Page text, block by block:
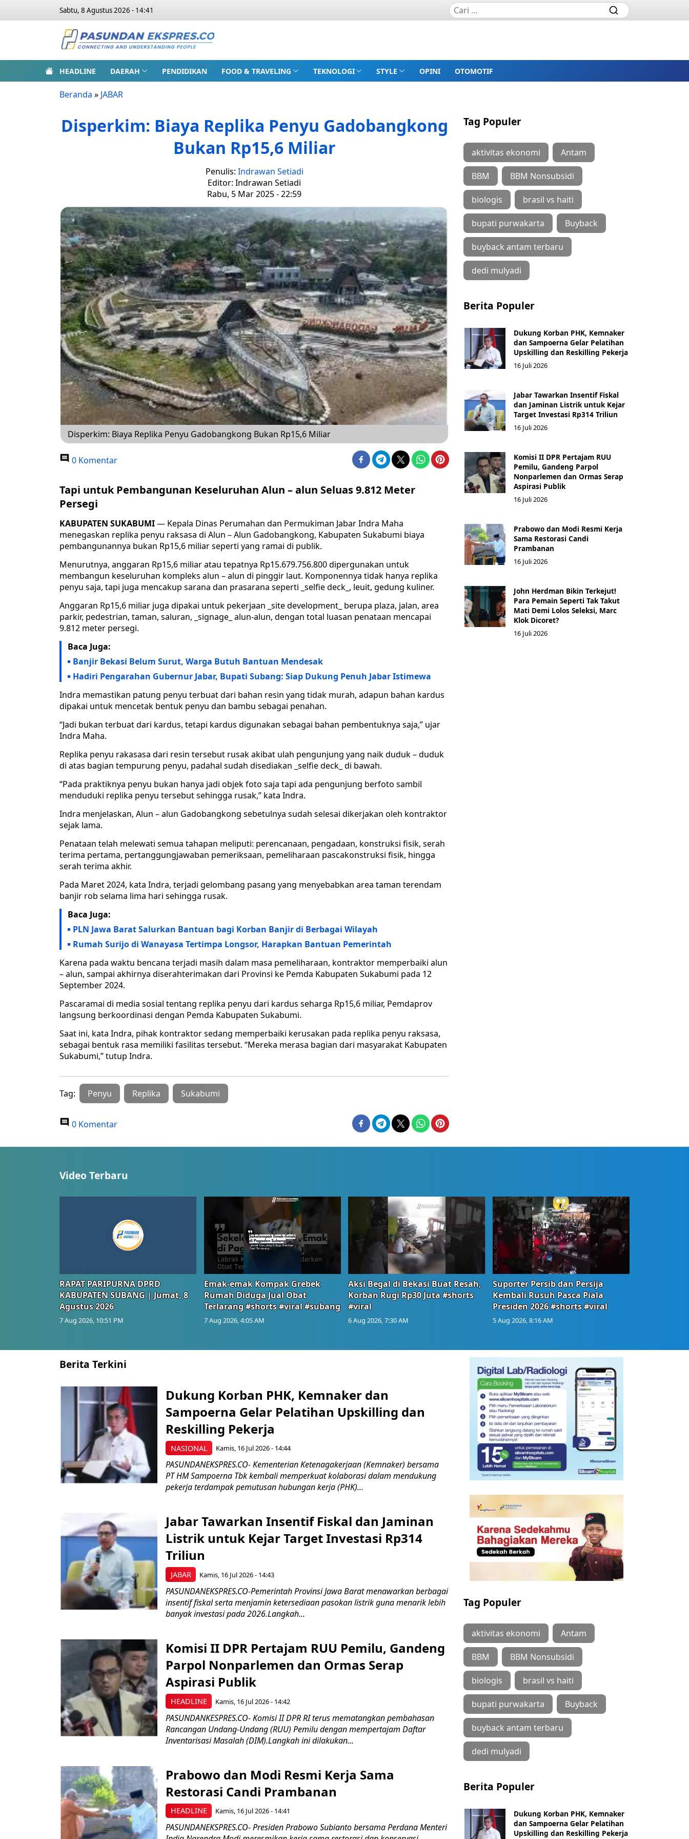
Sabtu, 8 Agustus 2026 - 14:41
HEADLINE DAERAH PENDIDIKAN FOOD & TRAVELING TEKNOLOGI STYLE OPINI OTOMOTIF
Beranda » JABAR
Disperkim: Biaya Replika Penyu Gadobangkong
Bukan Rp15,6 Miliar
Penulis: Indrawan Setiadi
Editor: Indrawan Setiadi
Rabu, 5 Mar 2025 - 22:59
Disperkim: Biaya Replika Penyu Gadobangkong Bukan Rp15,6 Miliar
0 Komentar
Tapi untuk Pembangunan Keseluruhan Alun – alun Seluas 9.812 Meter
Persegi
KABUPATEN SUKABUMI— Kepala Dinas Perumahan dan Permukiman Jabar Indra Maha
menegaskan replika penyu raksasa di Alun – Alun Gadobangkong, Kabupaten Sukabumi biaya
pembangunannya bukan Rp15,6 miliar seperti yang ramai di publik.
Menurutnya, anggaran Rp15,6 miliar atau tepatnya Rp15.679.756.800 dipergunakan untuk
membangun keseluruhan kompleks alun – alun di pinggir laut. Komponennya tidak hanya replika
penyu saja, tapi juga mencakup sarana dan prasarana seperti _selfie deck_, leuit, gedung kuliner.
Anggaran Rp15,6 miliar juga dipakai untuk pekerjaan _site development_ berupa plaza, jalan, area
parkir, pedestrian, taman, saluran, _signage_ alun-alun, dengan total luasan penataan mencapai
9.812 meter persegi.
Baca Juga:
Banjir Bekasi Belum Surut, Warga Butuh Bantuan Mendesak
Hadiri Pengarahan Gubernur Jabar, Bupati Subang: Siap Dukung Penuh Jabar Istimewa
Indra memastikan patung penyu terbuat dari bahan resin yang tidak murah, adapun bahan kardus
dipakai untuk mencetak bentuk penyu dan bambu sebagai penahan.
“Jadi bukan terbuat dari kardus, tetapi kardus digunakan sebagai bahan pembentuknya saja,” ujar
Indra Maha.
Replika penyu rakasasa dari resin tersebut rusak akibat ulah pengunjung yang naik duduk – duduk
di atas bagian tempurung penyu, padahal sudah disediakan _selfie deck_ di bawah.
“Pada praktiknya penyu bukan hanya jadi objek foto saja tapi ada pengunjung berfoto sambil
menduduki replika penyu tersebut sehingga rusak,” kata Indra.
Indra menjelaskan, Alun – alun Gadobangkong sebetulnya sudah selesai dikerjakan oleh kontraktor
sejak lama.
Penataan telah melewati semua tahapan meliputi: perencanaan, pengadaan, konstruksi fisik, serah
terima pertama, pertanggungjawaban pemeriksaan, pemeliharaan pascakonstruksi fisik, hingga
serah terima akhir.
Pada Maret 2024, kata Indra, terjadi gelombang pasang yang menyebabkan area taman terendam
banjir rob selama lima hari sehingga rusak.
Baca Juga:
PLN Jawa Barat Salurkan Bantuan bagi Korban Banjir di Berbagai Wilayah
Rumah Surijo di Wanayasa Tertimpa Longsor, Harapkan Bantuan Pemerintah
Karena pada waktu bencana terjadi masih dalam masa pemeliharaan, kontraktor memperbaiki alun
– alun, sampai akhirnya diserahterimakan dari Provinsi ke Pemda Kabupaten Sukabumi pada 12
September 2024.
Pascaramai di media sosial tentang replika penyu dari kardus seharga Rp15,6 miliar, Pemdaprov
langsung berkoordinasi dengan Pemda Kabupaten Sukabumi.
Saat ini, kata Indra, pihak kontraktor sedang memperbaiki kerusakan pada replika penyu raksasa,
sebagai bentuk rasa memiliki fasilitas tersebut. “Mereka merasa bagian dari masyarakat Kabupaten
Sukabumi,” tutup Indra.
Tag: Penyu Replika Sukabumi
0 Komentar
Tag Populer
aktivitas ekonomi Antam
BBM BBM Nonsubsidi
biologis brasil vs haiti
bupati purwakarta Buyback
buyback antam terbaru
dedi mulyadi
Berita Populer
Dukung Korban PHK, Kemnaker
dan Sampoerna Gelar Pelatihan
Upskilling dan Reskilling Pekerja
16 Juli 2026
Jabar Tawarkan Insentif Fiskal
dan Jaminan Listrik untuk Kejar
Target Investasi Rp314 Triliun
16 Juli 2026
Komisi II DPR Pertajam RUU
Pemilu, Gandeng Parpol
Nonparlemen dan Ormas Serap
Aspirasi Publik
16 Juli 2026
Prabowo dan Modi Resmi Kerja
Sama Restorasi Candi
Prambanan
16 Juli 2026
John Herdman Bikin Terkejut!
Para Pemain Seperti Tak Takut
Mati Demi Lolos Seleksi, Marc
Klok Dicoret?
16 Juli 2026
Video Terbaru
RAPAT PARIPURNA DPRD
KABUPATEN SUBANG | Jumat, 8
Agustus 2026
7 Aug 2026, 10:51 PM
Emak-emak Kompak Grebek
Rumah Diduga Jual Obat
Terlarang #shorts #viral #subang
7 Aug 2026, 4:05 AM
Aksi Begal di Bekasi Buat Resah,
Korban Rugi Rp30 Juta #shorts
#viral
6 Aug 2026, 7:30 AM
Suporter Persib dan Persija
Kembali Rusuh Pasca Piala
Presiden 2026 #shorts #viral
5 Aug 2026, 8:16 AM
Berita Terkini
NASIONAL
Dukung Korban PHK, Kemnaker dan
Sampoerna Gelar Pelatihan Upskilling dan
Reskilling Pekerja
Kamis, 16 Jul 2026 - 14:44
PASUNDANEKSPRES.CO- Kementerian Ketenagakerjaan (Kemnaker) bersama
PT HM Sampoerna Tbk kembali memperkuat kolaborasi dalam mendukung
pekerja terdampak pemutusan hubungan kerja (PHK)...
JABAR
Jabar Tawarkan Insentif Fiskal dan Jaminan
Listrik untuk Kejar Target Investasi Rp314
Triliun
Kamis, 16 Jul 2026 - 14:43
PASUNDANEKSPRES.CO-Pemerintah Provinsi Jawa Barat menawarkan berbagai
insentif fiskal serta menjamin ketersediaan pasokan listrik guna menarik lebih
banyak investasi pada 2026.Langkah...
HEADLINE
Komisi II DPR Pertajam RUU Pemilu, Gandeng
Parpol Nonparlemen dan Ormas Serap
Aspirasi Publik
Kamis, 16 Jul 2026 - 14:42
PASUNDANKESPRES.CO- Komisi II DPR RI terus mematangkan pembahasan
Rancangan Undang-Undang (RUU) Pemilu dengan mempertajam Daftar
Inventarisasi Masalah (DIM).Langkah ini dilakukan...
HEADLINE
Prabowo dan Modi Resmi Kerja Sama
Restorasi Candi Prambanan
Kamis, 16 Jul 2026 - 14:41
PASUNDANEKSPRES.CO- Presiden Prabowo Subianto bersama Perdana Menteri
Tag Populer
aktivitas ekonomi Antam
BBM BBM Nonsubsidi
biologis brasil vs haiti
bupati purwakarta Buyback
buyback antam terbaru
dedi mulyadi
Berita Populer
Dukung Korban PHK, Kemnaker
dan Sampoerna Gelar Pelatihan
Upskilling dan Reskilling Pekerja